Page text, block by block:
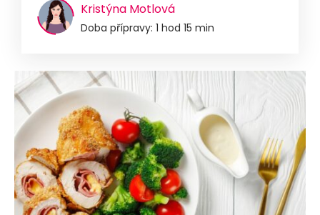
Kristýna Motlová
Doba přípravy: 1 hod 15 min